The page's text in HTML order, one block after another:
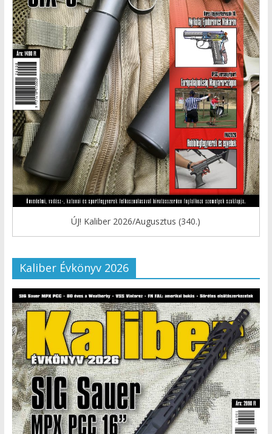
ÚJ! Kaliber 2026/Augusztus (340.)
Kaliber Évkönyv 2026